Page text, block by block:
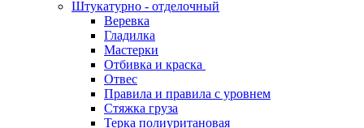
Штукатурно - отделочный
Веревка
Гладилка
Мастерки
Отбивка и краска
Отвес
Правила и правила с уровнем
Стяжка груза
Терка полиуритановая